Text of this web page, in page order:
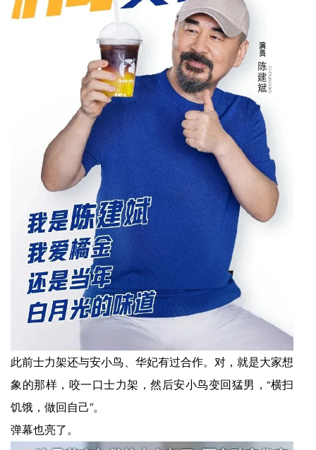
此前士力架还与安小鸟、华妃有过合作。对，就是大家想
象的那样，咬一口士力架，然后安小鸟变回猛男，“横扫
饥饿，做回自己”。
弹幕也亮了。